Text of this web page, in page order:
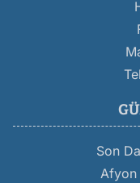
Son
Afyon